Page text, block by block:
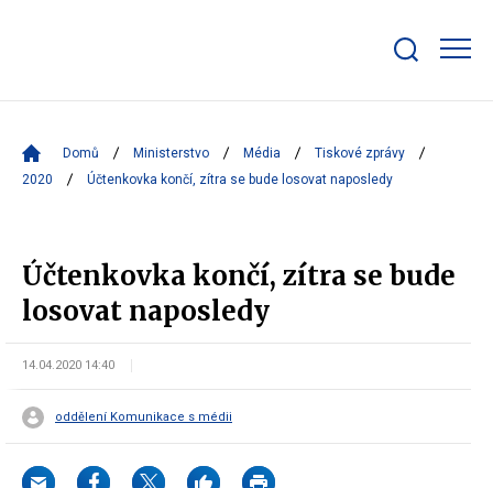
bar
Domů Ministerstvo Média
Tiskové zprávy
2020
Účtenkovka končí, zítra se bude losovat naposledy
Účtenkovka končí, zítra se bude
losovat naposledy
14.04.2020 14:40
oddělení Komunikace s médii